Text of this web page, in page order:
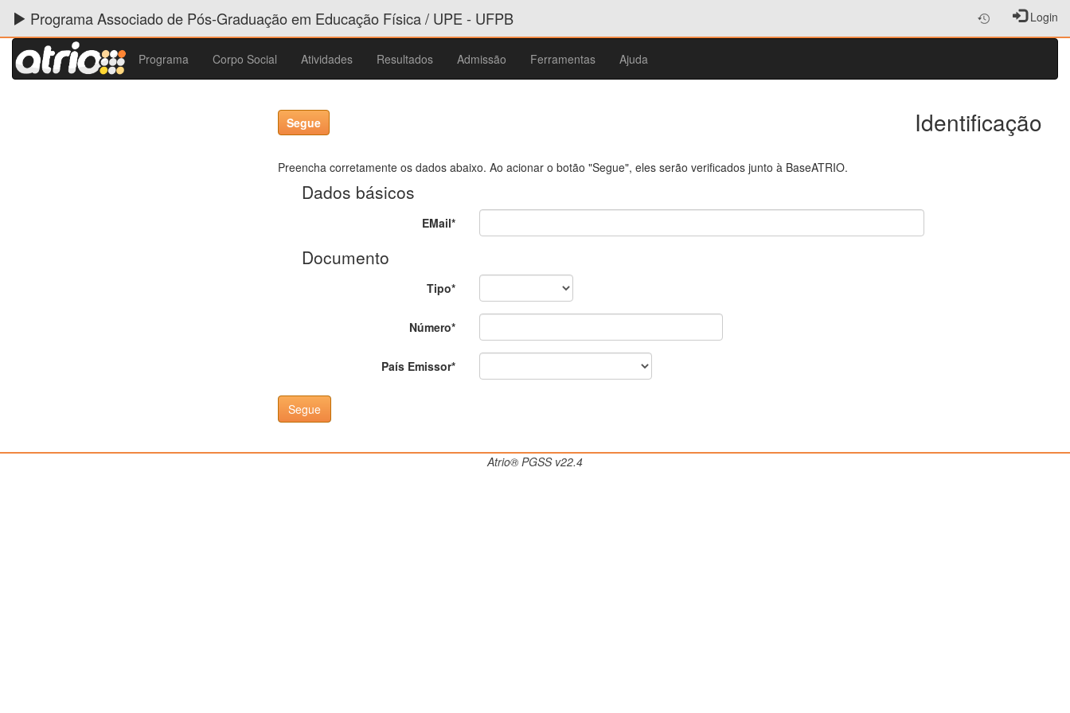
Programa Associado de Pós-Graduação em Educação Física / UPE - UFPB Login
Programa Corpo Social Atividades Resultados Admissão Ferramentas Ajuda
Identificação
Preencha corretamente os dados abaixo. Ao acionar o botão "Segue", eles serão verificados junto à BaseATRIO.
Dados básicos
EMail*
Documento
Tipo*
Número*
País Emissor*
Atrio® PGSS v22.4